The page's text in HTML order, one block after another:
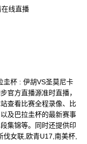
线直播
杯 : 伊胡VS圣莫尼卡
官方直播源准时直播，
查看比赛全程录像、比
及巴拉圭杯的最新赛事
集锦等。同时还提供印
女联,欧青U17,南美杯,